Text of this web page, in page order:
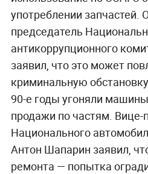
употреблении запчастей.
председатель
антикоррупционного
заявил, что это может
криминальную
90-е годы угоняли
продажи по частям. Вице-
Национального
Антон Шапарин заявил,
ремонта — попытка